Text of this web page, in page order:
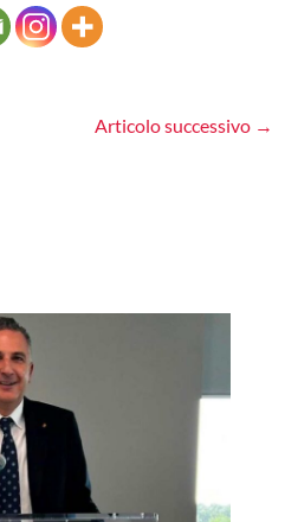
Articolo successivo →